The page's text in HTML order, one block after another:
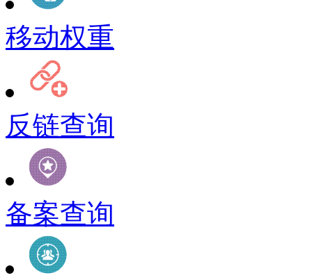
移动权重
反链查询
备案查询